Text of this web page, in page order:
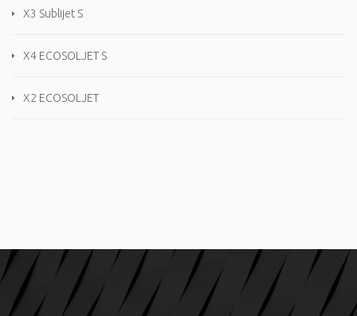
X3 Sublijet S
X4 ECOSOLJET S
X2 ECOSOLJET